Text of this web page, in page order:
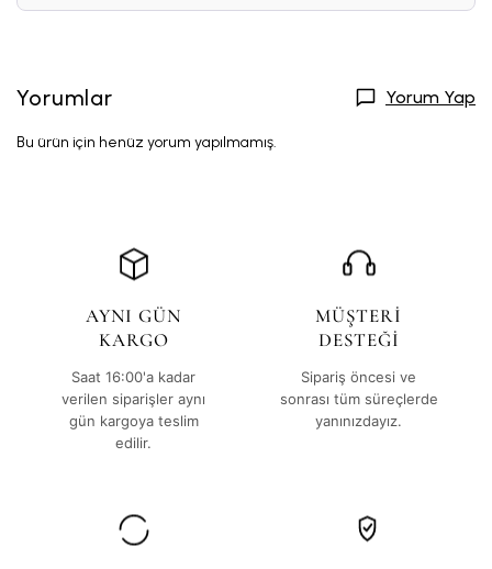
Yorumlar Yorum Yap
Bu ürün için henüz yorum yapılmamış.
AYNI GÜN
KARGO
Saat 16:00'a kadar
verilen siparişler aynı
gün kargoya teslim
edilir.
MÜŞTERİ
DESTEĞİ
Sipariş öncesi ve
sonrası tüm süreçlerde
yanınızdayız.